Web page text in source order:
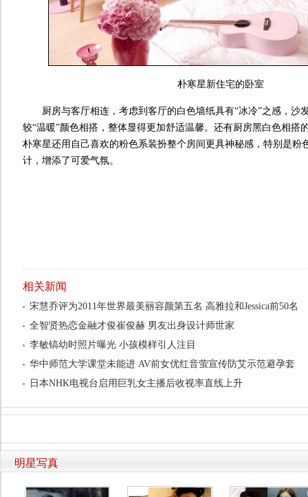
朴寒星新住宅的卧室
厨房与客厅相连，考虑到客厅的白色墙纸具有“冰冷”之感，沙
较“温暖”颜色相搭，整体显得更加舒适温馨。还有厨房黑白色相搭
朴寒星还用自己喜欢的粉色系装扮整个房间更具神秘感，特别是粉
计，增添了可爱气氛。
相关新闻
宋慧乔评为2011年世界最美丽容颜第五名 高雅拉和Jessica前50名
全智贤热恋金融才俊崔俊赫 男友出身设计师世家
李敏镐幼时照片曝光 小孩模样引人注目
华中师范大学课堂未能进 AV前女优红音萤宣传防艾示范避孕套
日本NHK电视台启用巨乳女主播后收视率直线上升
明星写真